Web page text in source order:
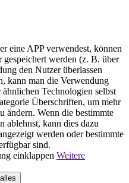
eine APP verwendest, können
werden (z. B. über
den Nutzer überlassen
kann man die Verwendung
Technologien selbst
Überschriften, um mehr
ändern. Wenn die bestimmte
ablehnst, kann dies dazu
werden oder bestimmte
sind.
einklappen Weitere